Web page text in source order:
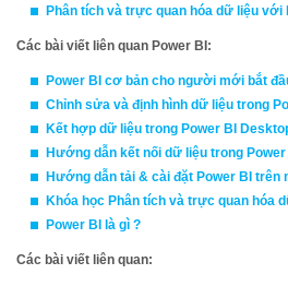
Phân tích và trực quan hóa dữ liệu với
Các bài viết liên quan Power BI:
Power BI cơ bản cho người mới bắt
Chỉnh sửa và định hình dữ liệu trong
Kết hợp dữ liệu trong Power BI
Hướng dẫn kết nối dữ liệu trong
Hướng dẫn tải & cài đặt Power BI trên
Khóa học Phân tích và trực quan hóa
Power BI là gì ?
Các bài viết liên quan: